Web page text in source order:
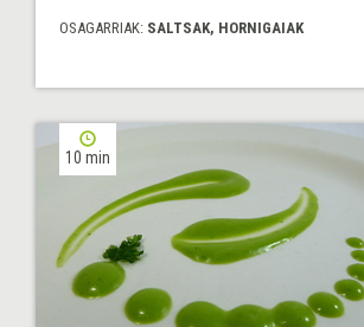
OSAGARRIAK: SALTSAK, HORNIGAIAK
10 min